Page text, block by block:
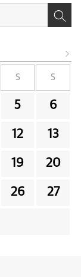
S S
5 6
12 13
19 20
26 27